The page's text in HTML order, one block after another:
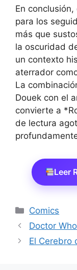
En
para los
más que
la oscuridad
un contexto
aterrador
La
Douek con el
convierte a
de lectura
Leer
Categorías
Comics
Doctor
El Cerebro